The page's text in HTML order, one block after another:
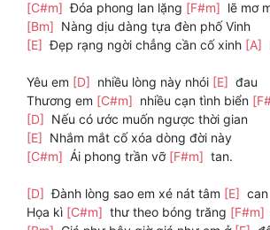
[C#m] Đóa phong lan lặng [F#m] lẽ mơ
[Bm] Nàng dịu dàng tựa đèn phố Vinh
[E] Đẹp rạng ngời chẳng cần cố xinh [A]
Yêu em [D] nhiều lòng này nhói [E] đau
Thương em [C#m] nhiều cạn tình biển
[D] Nếu có ước muốn ngược thời gian
[E] Nhắm mắt cố xóa dòng đời này
[C#m] Ái phong trần vỡ [F#m] tan.
[D] Đành lòng sao em xé nát tâm [E] can
Họa kì [C#m] thư theo bóng trăng [F#m]